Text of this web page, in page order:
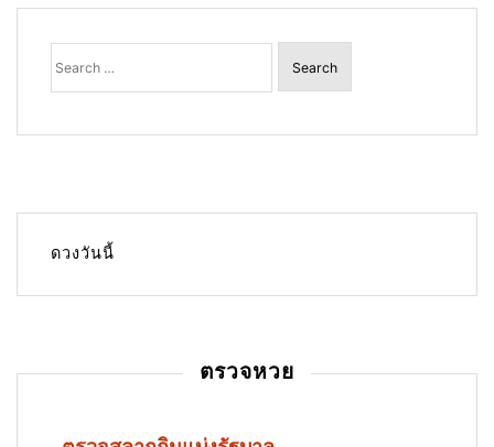
Search
for:
ดวงวันนี้
ตรวจหวย